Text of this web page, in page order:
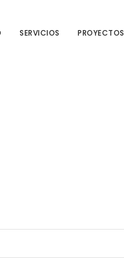
SERVICIOS PROYECTOS